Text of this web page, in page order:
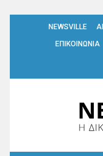
NEWSVILLE
ΕΠΙΚΟΙΝΩΝΙΑ